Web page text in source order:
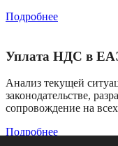
Подробнее
Уплата НДС в
Анализ текущей
законодательстве,
сопровождение на
Подробнее